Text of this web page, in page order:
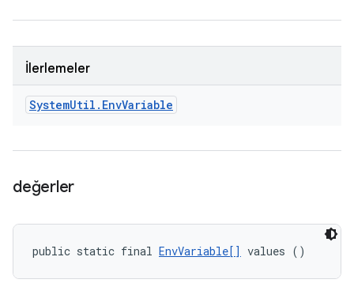
İlerlemeler
SystemUtil . EnvVariable
değerler
public static final EnvVariable[] values ()